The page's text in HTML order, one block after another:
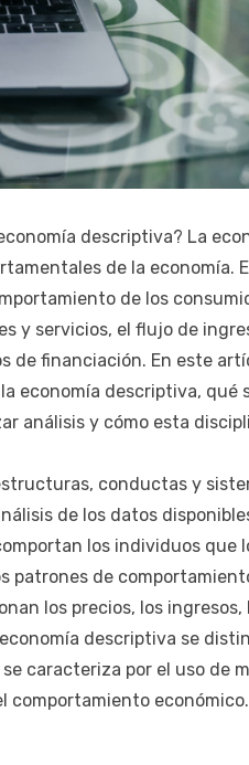
descriptiva? La
de la economía.
de los
y servicios, el flujo de
de financiación. En este
economía descriptiva, qué
análisis y cómo esta
conductas y
de los datos
los individuos que
patrones de
los precios, los ingresos,
descriptiva se
caracteriza por el uso de
comportamiento económico.